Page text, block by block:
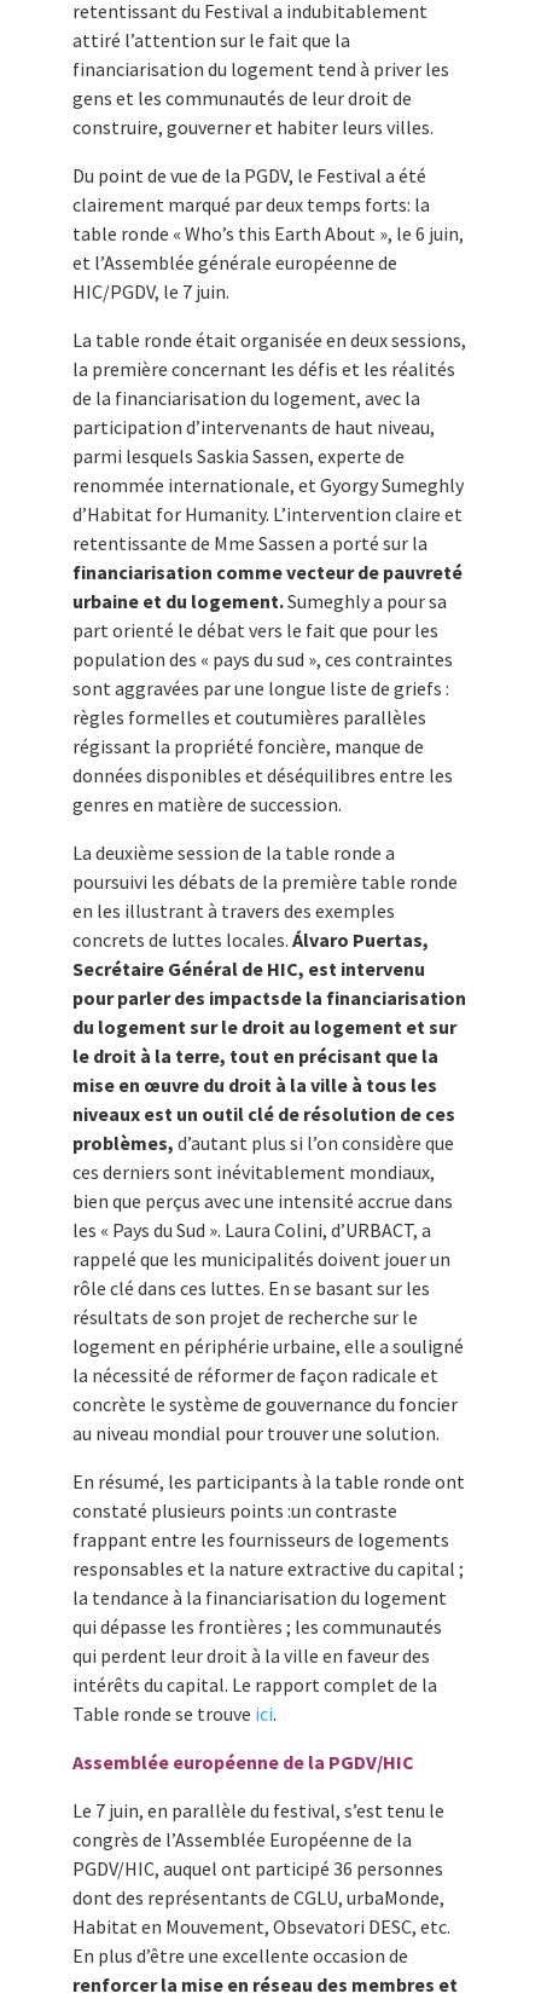
retentissant du Festival a indubitablement
attiré l’attention sur le fait que la
financiarisation du logement tend à priver les
gens et les communautés de leur droit de
construire, gouverner et habiter leurs villes.
Du point de vue de la PGDV, le Festival a été
clairement marqué par deux temps forts: la
table ronde « Who’s this Earth About », le 6 juin,
et l’Assemblée générale européenne de
HIC/PGDV, le 7 juin.
La table ronde était organisée en deux sessions,
la première concernant les défis et les réalités
de la financiarisation du logement, avec la
participation d’intervenants de haut niveau,
parmi lesquels Saskia Sassen, experte de
renommée internationale, et Gyorgy Sumeghly
d’Habitat for Humanity. L’intervention claire et
retentissante de Mme Sassen a porté sur la
financiarisation comme vecteur de pauvreté
urbaine et du logement.Sumeghly a pour sa
part orienté le débat vers le fait que pour les
population des « pays du sud », ces contraintes
sont aggravées par une longue liste de griefs :
règles formelles et coutumières parallèles
régissant la propriété foncière, manque de
données disponibles et déséquilibres entre les
genres en matière de succession.
La deuxième session de la table ronde a
poursuivi les débats de la première table ronde
en les illustrant à travers des exemples
concrets de luttes locales. Álvaro Puertas,
Secrétaire Général de HIC, est intervenu
pour parler des impactsde la financiarisation
du logement sur le droit au logement et sur
le droit à la terre, tout en précisant que la
mise en œuvre du droit à la ville à tous les
niveaux est un outil clé de résolution de ces
problèmes, d’autant plus si l’on considère que
ces derniers sont inévitablement mondiaux,
bien que perçus avec une intensité accrue dans
les « Pays du Sud ». Laura Colini, d’URBACT, a
rappelé que les municipalités doivent jouer un
rôle clé dans ces luttes. En se basant sur les
résultats de son projet de recherche sur le
logement en périphérie urbaine, elle a souligné
la nécessité de réformer de façon radicale et
concrète le système de gouvernance du foncier
au niveau mondial pour trouver une solution.
En résumé, les participants à la table ronde ont
constaté plusieurs points :un contraste
frappant entre les fournisseurs de logements
responsables et la nature extractive du capital ;
la tendance à la financiarisation du logement
qui dépasse les frontières ; les communautés
qui perdent leur droit à la ville en faveur des
intérêts du capital. Le rapport complet de la
Table ronde se trouve ici.
Assemblée européenne de la PGDV/HIC
Le 7 juin, en parallèle du festival, s’est tenu le
congrès de l’Assemblée Européenne de la
PGDV/HIC, auquel ont participé 36 personnes
dont des représentants de CGLU, urbaMonde,
Habitat en Mouvement, Obsevatori DESC, etc.
En plus d’être une excellente occasion de
renforcer la mise en réseau des membres et